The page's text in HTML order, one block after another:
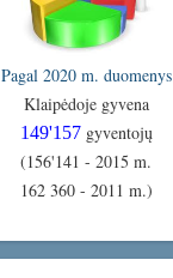
Pagal 2020 m. duomenys
Klaipėdoje gyvena
149'157 gyventojų
(156'141 - 2015 m.
162 360 - 2011 m.)